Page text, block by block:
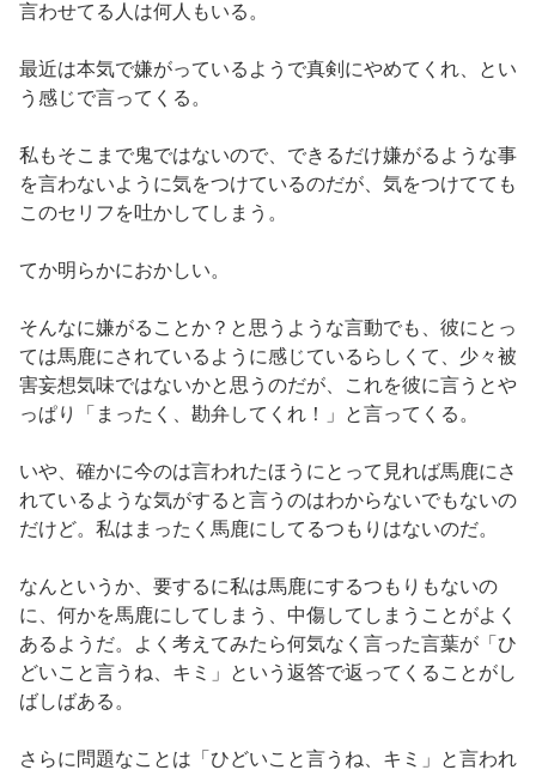
言わせてる人は何人もいる。
最近は本気で嫌がっているようで真剣にやめてくれ、とい
う感じで言ってくる。
私もそこまで鬼ではないので、できるだけ嫌がるような事
を言わないように気をつけているのだが、気をつけてても
このセリフを吐かしてしまう。
てか明らかにおかしい。
そんなに嫌がることか？と思うような言動でも、彼にとっ
ては馬鹿にされているように感じているらしくて、少々被
害妄想気味ではないかと思うのだが、これを彼に言うとや
っぱり「まったく、勘弁してくれ！」と言ってくる。
いや、確かに今のは言われたほうにとって見れば馬鹿にさ
れているような気がすると言うのはわからないでもないの
だけど。私はまったく馬鹿にしてるつもりはないのだ。
なんというか、要するに私は馬鹿にするつもりもないの
に、何かを馬鹿にしてしまう、中傷してしまうことがよく
あるようだ。よく考えてみたら何気なく言った言葉が「ひ
どいこと言うね、キミ」という返答で返ってくることがし
ばしばある。
さらに問題なことは「ひどいこと言うね、キミ」と言われ